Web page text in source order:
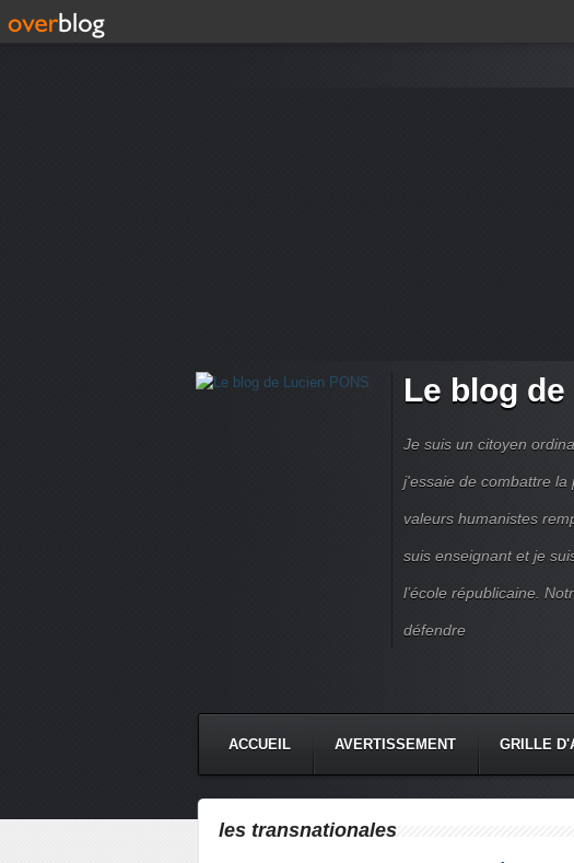
Le blog
Je suis un citoyen
j'essaie de combattre la
valeurs humanistes
suis enseignant et je
l’école républicaine.
défendre
ACCUEIL AVERTISSEMENT GRILLE
les transnationales